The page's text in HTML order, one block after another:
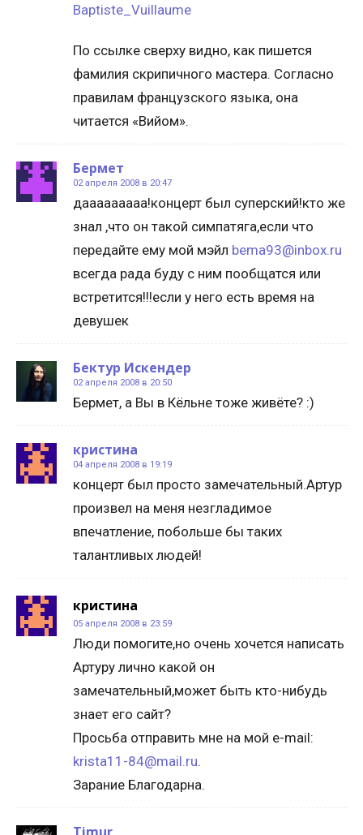
Baptiste_Vuillaume
По ссылке сверху видно, как пишется
фамилия скрипичного мастера. Согласно
правилам французского языка, она
читается «Вийом».
Бермет
02 апреля 2008 в 20:47
дааааааааа!концерт был суперский!кто же
знал ,что он такой симпатяга,если что
передайте ему мой мэйл bema93@inbox.ru
всегда рада буду с ним пообщатся или
встретится!!!если у него есть время на
девушек
Бектур Искендер
02 апреля 2008 в 20:50
Бермет, а Вы в Кёльне тоже живёте? :)
кристина
04 апреля 2008 в 19:19
концерт был просто замечательный.Артур
произвел на меня незгладимое
впечатление, побольше бы таких
талантливых людей!
кристина
05 апреля 2008 в 23:59
Люди помогите,но очень хочется написать
Артуру лично какой он
замечательный,может быть кто-нибудь
знает его сайт?
Просьба отправить мне на мой e-mail:
krista11-84@mail.ru.
Зарание Благодарна.